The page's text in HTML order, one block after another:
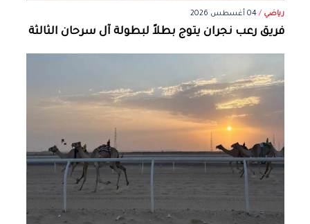
رياضي /04 أغسطس 2026
فريق رعب نجران يتوج بطلاً لبطولة آل سرحان الثالثة